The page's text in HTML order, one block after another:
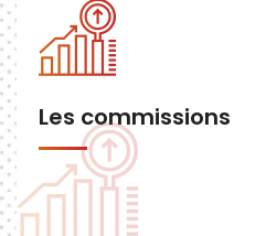
Les commissions